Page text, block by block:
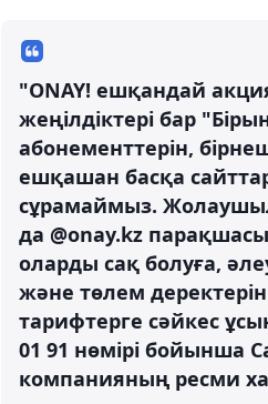
"ONAY! ешқандай
жеңілдіктері бар
абонементтерін,
ешқашан басқа
сұрамаймыз.
да @onay.kz
оларды сақ болуға,
және төлем
тарифтерге сәйкес
01 91 нөмірі бойынша
компанияның ресми